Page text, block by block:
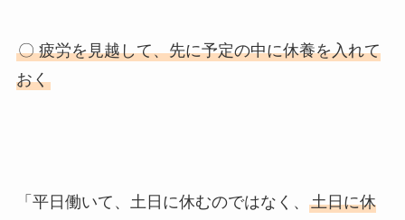
〇 疲労を見越して、先に予定の中に休養を入れて
おく
「平日働いて、土日に休むのではなく、 土日に休